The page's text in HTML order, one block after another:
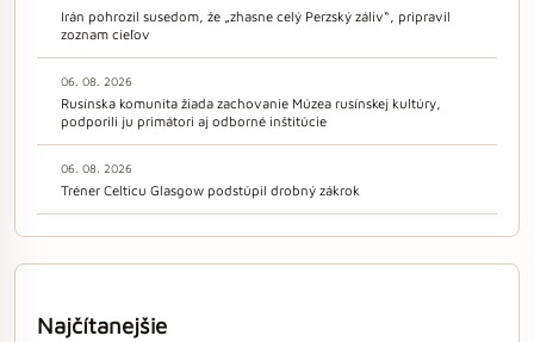
Irán pohrozil susedom, že „zhasne celý Perzský záliv“, pripravil
zoznam cieľov
06. 08. 2026
Rusínska komunita žiada zachovanie Múzea rusínskej kultúry,
podporili ju primátori aj odborné inštitúcie
06. 08. 2026
Tréner Celticu Glasgow podstúpil drobný zákrok
Najčítanejšie